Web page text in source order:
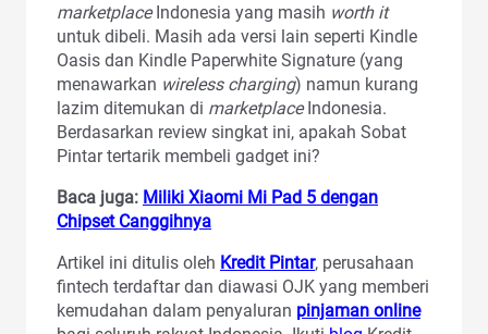
marketplaceIndonesia yang masih worth it
untuk dibeli. Masih ada versi lain seperti Kindle
Oasis dan Kindle Paperwhite Signature (yang
menawarkan wireless charging) namun kurang
lazim ditemukan di marketplaceIndonesia.
Berdasarkan review singkat ini, apakah Sobat
Pintar tertarik membeli gadget ini?
Baca juga: Miliki Xiaomi Mi Pad 5 dengan
Chipset Canggihnya
Artikel ini ditulis oleh Kredit Pintar, perusahaan
fintech terdaftar dan diawasi OJK yang memberi
kemudahan dalam penyaluran pinjaman online